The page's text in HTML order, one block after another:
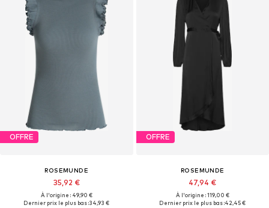
OFFRE
ROSEMUNDE
35,92 €
À l'origine : 49,90 €
Dernier prix le plus bas :34,93 €
OFFRE
ROSEMUNDE
47,94 €
À l'origine : 119,00 €
Dernier prix le plus bas :42,45 €